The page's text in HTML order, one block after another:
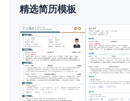
AI 模拟面试
面试自我介绍
AI 职场工具 New
简历模板
精选简历模板
查看模板 查看模板